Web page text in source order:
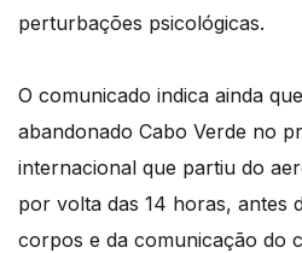
perturbações psicológicas.
O comunicado indica ainda
abandonado Cabo Verde no
internacional que partiu do
por volta das 14 horas, antes
corpos e da comunicação do